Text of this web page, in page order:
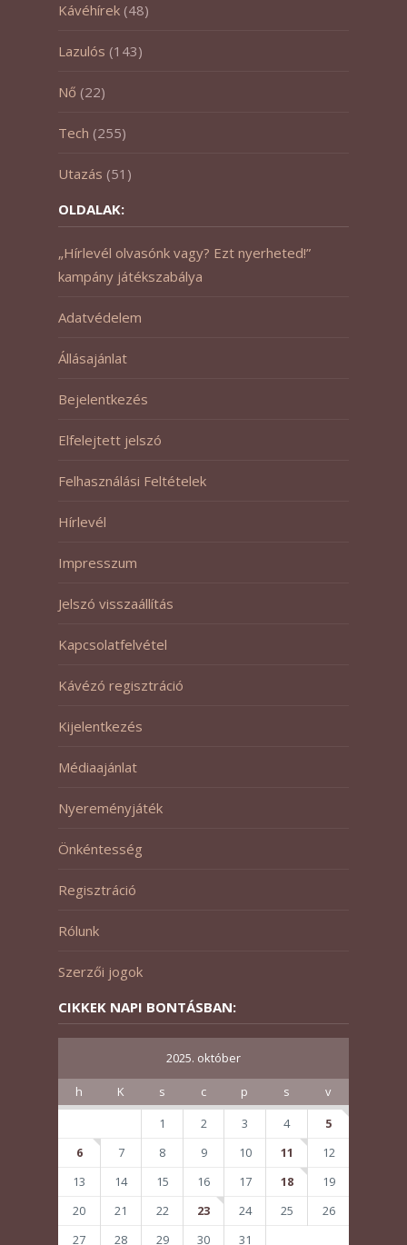
Kávéhírek (48)
Lazulós (143)
Nő (22)
Tech (255)
Utazás (51)
OLDALAK:
„Hírlevél olvasónk vagy? Ezt nyerheted!”
kampány játékszabálya
Adatvédelem
Állásajánlat
Bejelentkezés
Elfelejtett jelszó
Felhasználási Feltételek
Hírlevél
Impresszum
Jelszó visszaállítás
Kapcsolatfelvétel
Kávézó regisztráció
Kijelentkezés
Médiaajánlat
Nyereményjáték
Önkéntesség
Regisztráció
Rólunk
Szerzői jogok
CIKKEK NAPI BONTÁSBAN:
2025. október
h K s c p s
v
1
2 3 4
5
6
7 8 9 10 11
12
13
14 15 16 17 18
19
20
21 22 23 24 25
26
27
28 29 30 31